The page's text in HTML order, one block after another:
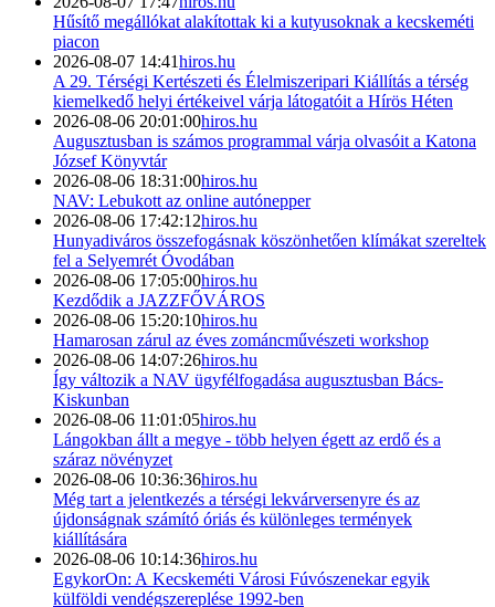
Hűsítő megállókat alakítottak ki a kutyusoknak a kecskeméti
piacon
2026-08-07 14:41hiros.hu
A 29. Térségi Kertészeti és Élelmiszeripari Kiállítás a térség
kiemelkedő helyi értékeivel várja látogatóit a Hírös Héten
2026-08-06 20:01:00hiros.hu
Augusztusban is számos programmal várja olvasóit a Katona
József Könyvtár
2026-08-06 18:31:00hiros.hu
NAV: Lebukott az online autónepper
2026-08-06 17:42:12hiros.hu
Hunyadiváros összefogásnak köszönhetően klímákat szereltek
fel a Selyemrét Óvodában
2026-08-06 17:05:00hiros.hu
Kezdődik a JAZZFŐVÁROS
2026-08-06 15:20:10hiros.hu
Hamarosan zárul az éves zománcművészeti workshop
2026-08-06 14:07:26hiros.hu
Így változik a NAV ügyfélfogadása augusztusban Bács-
Kiskunban
2026-08-06 11:01:05hiros.hu
Lángokban állt a megye - több helyen égett az erdő és a
száraz növényzet
2026-08-06 10:36:36hiros.hu
Még tart a jelentkezés a térségi lekvárversenyre és az
újdonságnak számító óriás és különleges termények
kiállítására
2026-08-06 10:14:36hiros.hu
EgykorOn: A Kecskeméti Városi Fúvószenekar egyik
külföldi vendégszereplése 1992-ben